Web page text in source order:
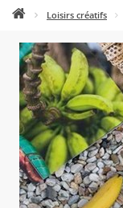
Loisirs créatifs